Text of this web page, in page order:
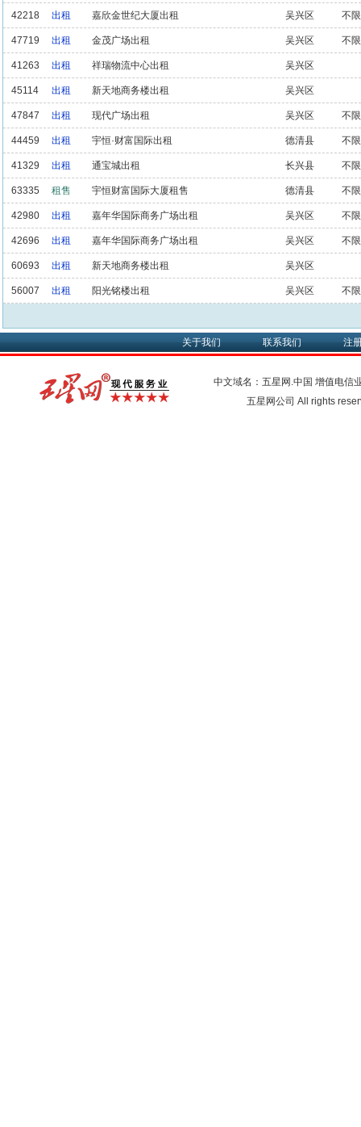
42218 出租 嘉欣金世纪大厦出租 吴兴区 不限
47719 出租 金茂广场出租 吴兴区 不限
41263 出租 祥瑞物流中心出租 吴兴区
45114 出租 新天地商务楼出租 吴兴区
47847 出租 现代广场出租 吴兴区 不限
44459 出租 宇恒·财富国际出租 德清县 不限
41329 出租 通宝城出租 长兴县 不限
63335 租售 宇恒财富国际大厦租售 德清县 不限
42980 出租 嘉年华国际商务广场出租 吴兴区 不限
42696 出租 嘉年华国际商务广场出租 吴兴区 不限
60693 出租 新天地商务楼出租 吴兴区
56007 出租 阳光铭楼出租 吴兴区 不限
关于我们 联系我们 注
中文域名：五星网.中国 增值电信
五星网公司 All rights